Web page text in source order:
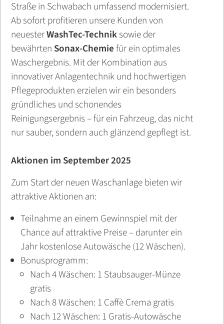
Straße in Schwabach umfassend modernisiert.
Ab sofort profitieren unsere Kunden von
neuesterWashTec-Techniksowie der
bewährten Sonax-Chemiefür ein optimales
Waschergebnis. Mit der Kombination aus
innovativer Anlagentechnik und hochwertigen
Pflegeprodukten erzielen wir ein besonders
gründliches und schonendes
Reinigungsergebnis – für ein Fahrzeug, das nicht
nur sauber, sondern auch glänzend gepflegt ist.
Aktionen im September 2025
Zum Start der neuen Waschanlage bieten wir
attraktive Aktionen an:
Teilnahme an einem Gewinnspiel mit der
Chance auf attraktive Preise – darunter ein
Jahr kostenlose Autowäsche (12 Wäschen).
Bonusprogramm:
Nach 4 Wäschen: 1 Staubsauger-Münze
gratis
Nach 8 Wäschen: 1 Caffè Crema gratis
Nach 12 Wäschen: 1 Gratis-Autowäsche
Kontakt
Tarifrechner
Liefergebiet
Wechseltipps
Kundenportal
Zählerstand Strom melden
Stromkosten Wasserschaden
Kontakt
Kundenportal
Zählerstand Erdgas melden
FAQ
Kontakt
Kontakt
Kraftstoffpreise und Steuern
Tipps und Infos
Bio-Methan / Autogas
Kontakt
Heizungen
Planung & Installation
Contracting
Ansprechpartner
Bäder
Trinkwassercheck
Kontakt
Energieberatung
Luftdichtheit (Blower-Door-Test)
Baubegleitung
Kontakt
Photovoltaik
LNG
Tankkarte beantragen
Wir bauen Ihre Tankstelle
Service
24h Notdienst
LNG
FAQ
Wir bauen Ihre Tankstelle
Sicherheits-<br />Datenblätter und
Produktinformationen
Kontakt
KFZ Schmierstoffe
Land- und Baumaschinen
Industrieschmierstoff
Spezialitäten
Kontakt
Kontakt
AVIA Strom DailyActive
Wechseltipps
Windkraft
Stromkennzeichnung
Kundenportal
FAQ
Kontakt
AVIA Erdgas
Zählerstand Erdgas melden
Liefergebiet
FAQ
Kontakt
AVIA Flüsterpellets
Kontakt
Heizungen
Bauträger Referenzen
Kontakt
Contracting
Bäder
Trinkwassercheck
Projekte vorher-nachher
Kontakt
E-Mobility
future:fuels@work
Autark in der Energieversorgung
BERGMÜLLER + SCHREIBER - Erlangen